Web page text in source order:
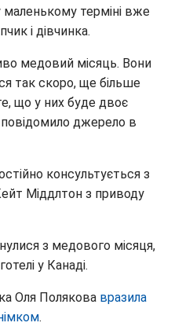
терміні вже
і дівчинка.
медовий місяць. Вони
так скоро, ще більше
що у них буде двоє
повідомило джерело в
консультується з
Міддлтон з приводу
з медового місяця,
у Канаді.
Оля Полякова вразила
.